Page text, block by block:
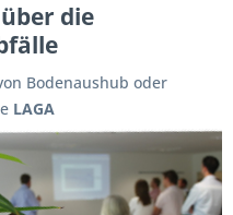
über die
Bodenaushub oder
LAGA